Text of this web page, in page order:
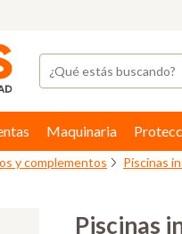
Maquinaria
y complementos Piscinas
Piscinas